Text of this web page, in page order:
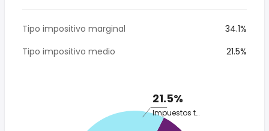
Tipo impositivo marginal
34.1%
Tipo impositivo medio
21.5%
21.5%
Impuestos totales